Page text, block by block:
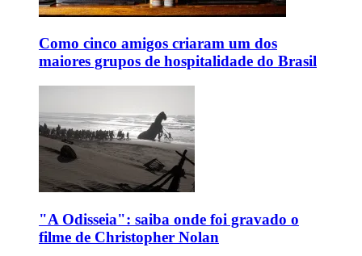
Como cinco amigos criaram um dos
maiores grupos de hospitalidade do Brasil
"A Odisseia": saiba onde foi gravado o
filme de Christopher Nolan